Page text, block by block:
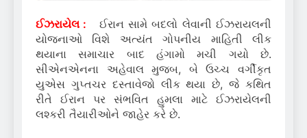
ઈઝરાયેલ :
ઈરાન સામે બદલો લેવાની ઈઝરાયલની
યોજનાઓ વિશે અત્યંત ગોપનીય માહિતી લીક
થયાના સમાચાર બાદ હંગામો મચી ગયો છે.
સીએનએનના અહેવાલ મુજબ, બે ઉચ્ચ વર્ગીકૃત
યુએસ ગુપ્તચર દસ્તાવેજો લીક થયા છે, જે કથિત
રીતે ઈરાન પર સંભવિત હુમલા માટે ઈઝરાયેલની
લશ્કરી તૈયારીઓને જાહેર કરે છે.